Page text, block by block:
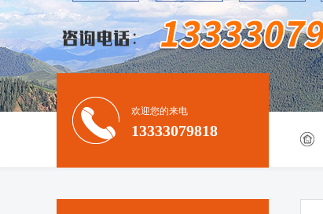
欢迎您的来电
13333079818